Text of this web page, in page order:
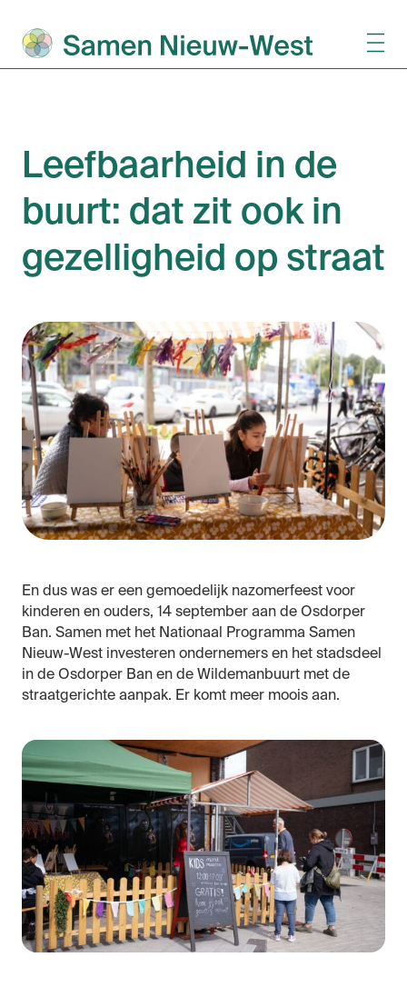
Leefbaarheid in de
buurt: dat zit ook in
gezelligheid op straat
En dus was er een gemoedelijk nazomerfeest voor
kinderen en ouders, 14 september aan de Osdorper
Ban. Samen met het Nationaal Programma Samen
Nieuw-West investeren ondernemers en het stadsdeel
in de Osdorper Ban en de Wildemanbuurt met de
straatgerichte aanpak. Er komt meer moois aan.